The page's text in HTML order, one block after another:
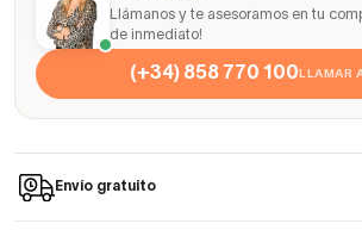
Llámanos y te asesoramos en tu
de inmediato!
(+34) 858 770 100LLAMAR
Envío gratuito